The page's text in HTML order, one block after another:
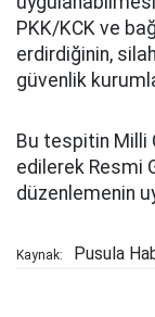
PKK/KCK ve
erdirdiğinin,
güvenlik
Bu tespitin Milli
edilerek Resmi
düzenlemenin
Kaynak: Pusula